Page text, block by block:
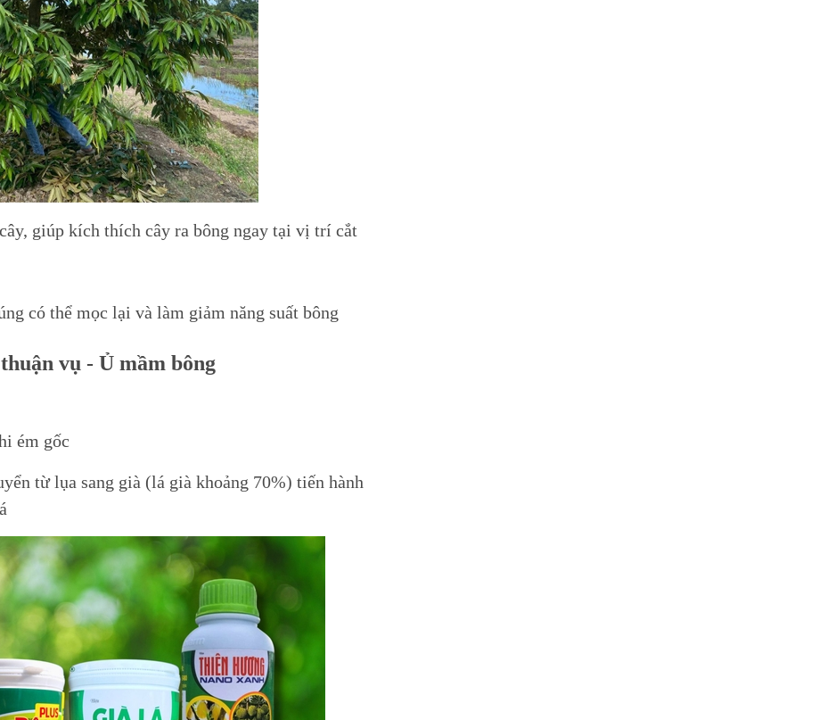
giúp kích thích cây ra bông ngay tại vị trí cắt
có thể mọc lại và làm giảm năng suất bông
vụ - Ủ mầm bông
ém gốc
từ lụa sang già (lá già khoảng 70%) tiến hành